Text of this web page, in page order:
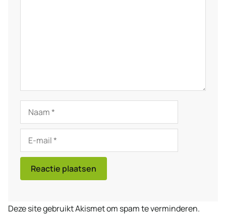
Naam
mail
Deze site gebruikt Akismet om spam te verminderen.